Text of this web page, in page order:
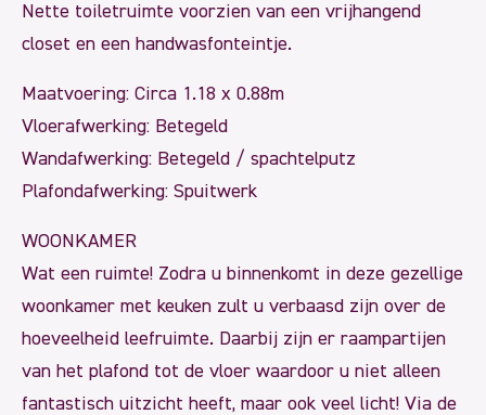
Nette toiletruimte voorzien van een vrijhangend
closet en een handwasfonteintje.
Maatvoering: Circa 1.18 x 0.88m
Vloerafwerking: Betegeld
Wandafwerking: Betegeld / spachtelputz
Plafondafwerking: Spuitwerk
WOONKAMER
Wat een ruimte! Zodra u binnenkomt in deze gezellige
woonkamer met keuken zult u verbaasd zijn over de
hoeveelheid leefruimte. Daarbij zijn er raampartijen
van het plafond tot de vloer waardoor u niet alleen
fantastisch uitzicht heeft, maar ook veel licht! Via de